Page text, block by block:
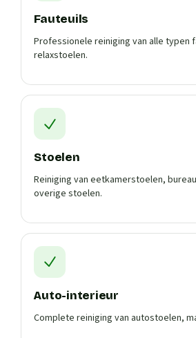
Fauteuils
Professionele reiniging van alle typen
relaxstoelen.
Stoelen
Reiniging van eetkamerstoelen,
overige stoelen.
Auto-interieur
Complete reiniging van autostoelen,